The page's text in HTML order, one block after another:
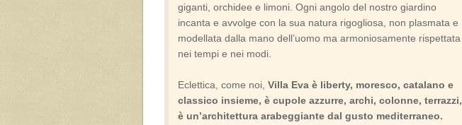
giganti, orchidee e limoni. Ogni angolo del nostro giardino
incanta e avvolge con la sua natura rigogliosa, non plasmata e
modellata dalla mano dell’uomo ma armoniosamente rispettata
nei tempi e nei modi.
Eclettica, come noi, Villa Eva è liberty, moresco, catalano e
classico insieme, è cupole azzurre, archi, colonne, terrazzi,
è un’architettura arabeggiante dal gusto mediterraneo.